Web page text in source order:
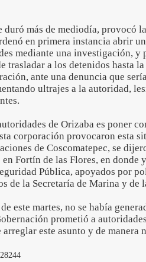
duró más de mediodía, provocó
en primera instancia abrir
mediante una investigación,
trasladar a los detenidos hasta
ante una denuncia que
ultrajes a la autoridad,
de Orizaba es poner
corporación provocaron esta
de Coscomatepec, se
en Fortín de las Flores, en donde
Pública, apoyados por
de la Secretaría de Marina y de
este martes, no se había
prometió a
este asunto y de manera